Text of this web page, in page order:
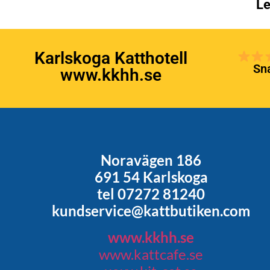
Karlskoga Katthotell
www.kkhh.se
Noravägen 186
691 54 Karlskoga
tel 07272 81240
kundservice@kattbutiken.com
www.kkhh.se
www.kattcafe.se